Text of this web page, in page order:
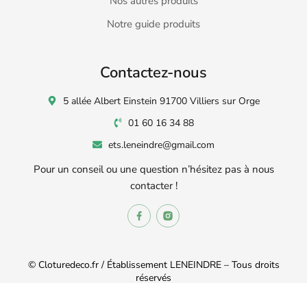
Notre guide produits
Contactez-nous
5 allée Albert Einstein 91700 Villiers sur Orge
01 60 16 34 88
ets.leneindre@gmail.com
Pour un conseil ou une question n’hésitez pas à nous
contacter !
© Cloturedeco.fr / Établissement LENEINDRE – Tous droits
réservés